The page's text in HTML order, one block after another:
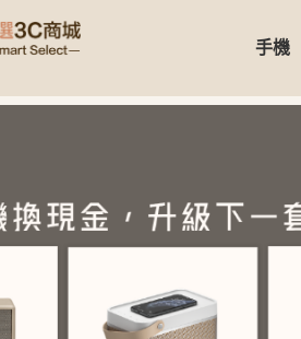
手機
手3C商城｜【